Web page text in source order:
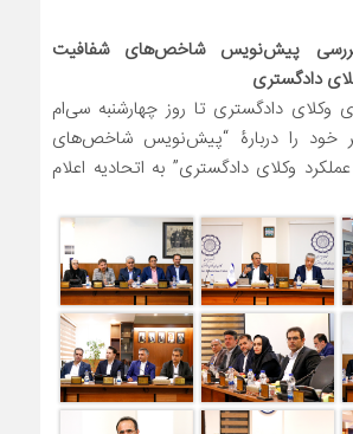
بررسی پیش‌نویس شاخص‌های شفافیت
دادگستری
وکلای دادگستری تا روز چهارشنبه سی‌ام
ماه ۱۴۰۴ نظر خود را دربارۀ “پیش‌نویس شاخص‌های
وکلای دادگستری” به اتحادیه اعلام